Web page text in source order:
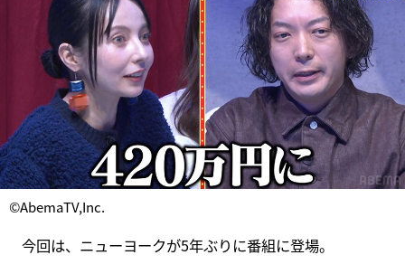
©AbemaTV,Inc.
今回は、ニューヨークが5年ぶりに番組に登場。